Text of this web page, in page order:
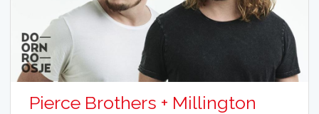
Pierce Brothers + Millington